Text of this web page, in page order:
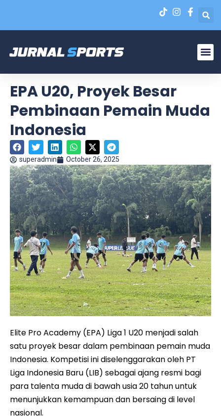
EPA U20, Proyek Besar
Pembinaan Pemain Muda
Indonesia
superadmin October 26, 2025
Elite Pro Academy (EPA) Liga 1 U20 menjadi salah
satu proyek besar dalam pembinaan pemain muda
Indonesia. Kompetisi ini diselenggarakan oleh PT
Liga Indonesia Baru (LIB) sebagai ajang resmi bagi
para talenta muda di bawah usia 20 tahun untuk
menunjukkan kemampuan dan bersaing di level
nasional.